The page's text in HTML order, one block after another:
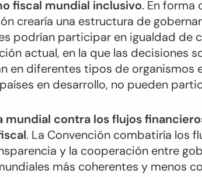
fiscal mundial inclusivo. En forma
crearía una estructura de
podrían participar en igualdad de
actual, en la que las decisiones
en diferentes tipos de organismos
en desarrollo, no pueden
mundial contra los flujos
. La Convención combatiría los
y la cooperación entre
más coherentes y menos